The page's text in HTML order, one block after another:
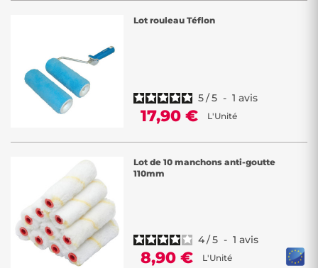
Lot rouleau Téflon
5/5 - 1 avis
17,90 € L'Unité
Lot de 10 manchons anti-goutte
110mm
4/5 - 1 avis
8,90 € L'Unité